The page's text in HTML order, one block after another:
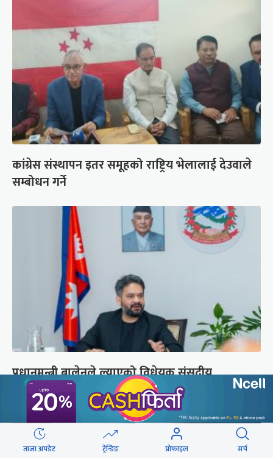
कांग्रेस संस्थापन इतर समूहको राष्ट्रिय भेलालाई देउवाले
सम्बोधन गर्ने
प्रधानमन्त्री बालेनले ल्याएको विधेयक संसदीय
समितिबाट जस्ताको तस्तै सदर
ताजा अपडेट ट्रेन्डिङ प्रोफाइल सर्च